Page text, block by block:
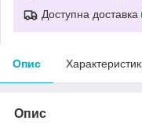
Доступна доставка
Опис
Опис